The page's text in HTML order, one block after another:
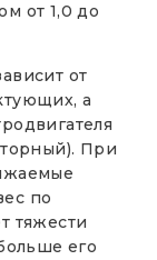
от 1,0 до
от
а
При
по
тяжести
его